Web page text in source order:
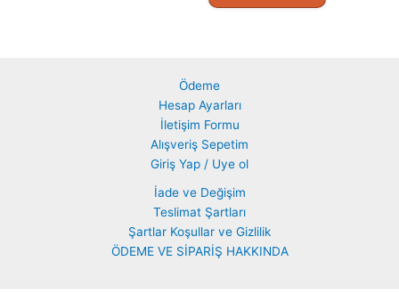
Ödeme
Hesap Ayarları
İletişim Formu
Alışveriş Sepetim
Giriş Yap / Uye ol
İade ve Değişim
Teslimat Şartları
Şartlar Koşullar ve Gizlilik
ÖDEME VE SİPARİŞ HAKKINDA